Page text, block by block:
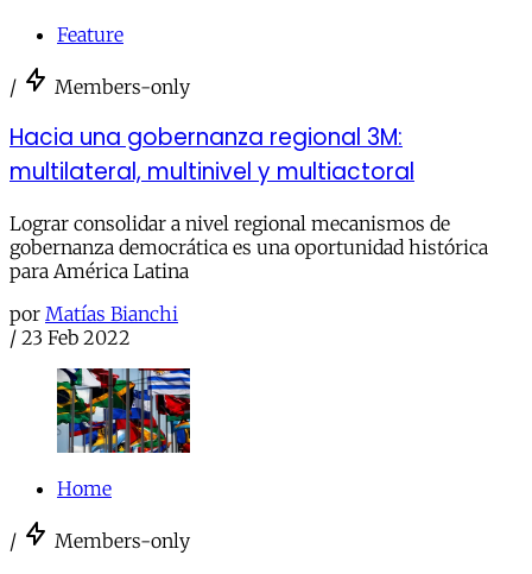
Feature
/ Members-only
Hacia una gobernanza regional 3M:
multilateral, multinivel y multiactoral
Lograr consolidar a nivel regional mecanismos de
gobernanza democrática es una oportunidad histórica
para América Latina
por Matías Bianchi
/ 23 Feb 2022
Home
/ Members-only